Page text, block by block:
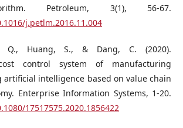
Petroleum, 3(1), 56-67.
j.petlm.2016.11.004
Q., Huang, S., & Dang, C. (2020).
control system of manufacturing
artificial intelligence based on value chain
Enterprise Information Systems, 1-20.
17517575.2020.1856422